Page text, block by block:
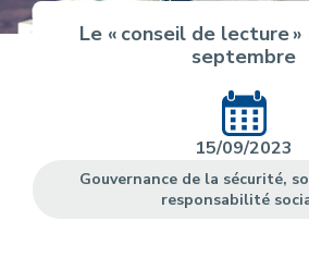
Le « conseil de lecture
septembre
15/09/2023
Gouvernance de la sécurité,
responsabilité